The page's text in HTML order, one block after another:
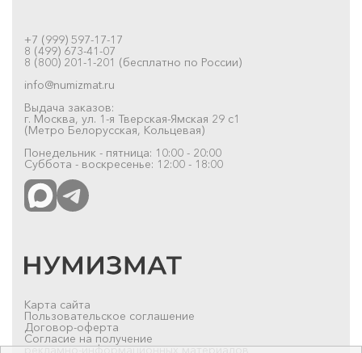
+7 (999) 597-17-17
8 (499) 673-41-07
8 (800) 201-1-201 (бесплатно по России)
info@numizmat.ru
Выдача заказов:
г. Москва, ул. 1-я Тверская-Ямская 29 с1
(Метро Белорусская, Кольцевая)
Понедельник - пятница: 10:00 - 20:00
Суббота - воскресенье: 12:00 - 18:00
Карта сайта
Пользовательское соглашение
Договор-оферта
Согласие на получение
рекламно-информационных материалов